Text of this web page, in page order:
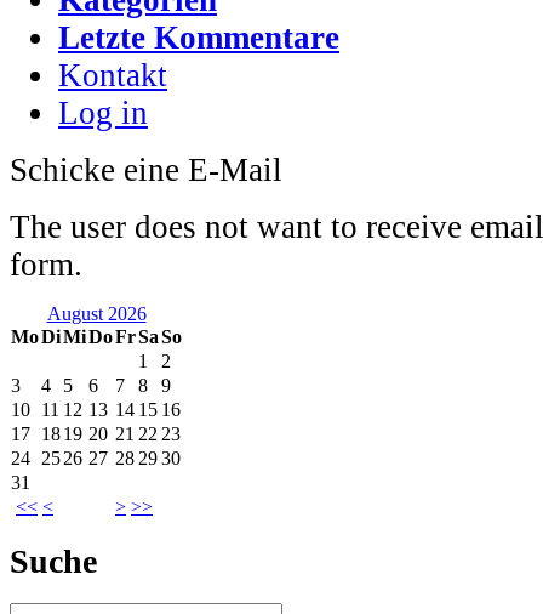
Letzte Kommentare
Kontakt
Log in
Schicke eine E-Mail
The user does not want to receive
form.
August 2026
MoDiMiDoFrSaSo
<< < > >>
1
2
3
4 5 6 7 8
9
10 11 12 13 14 15 16
17 1819 20 21 22 23
24 2526 27 28 2930
31
Suche